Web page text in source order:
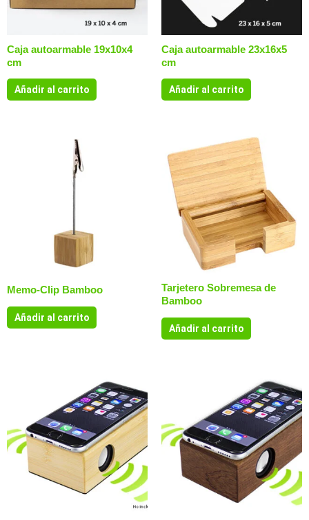
Caja autoarmable 19x10x4
cm
Añadir al carrito
Caja autoarmable 23x16x5
cm
Añadir al carrito
Memo-Clip Bamboo
Añadir al carrito
Tarjetero Sobremesa de
Bamboo
Añadir al carrito